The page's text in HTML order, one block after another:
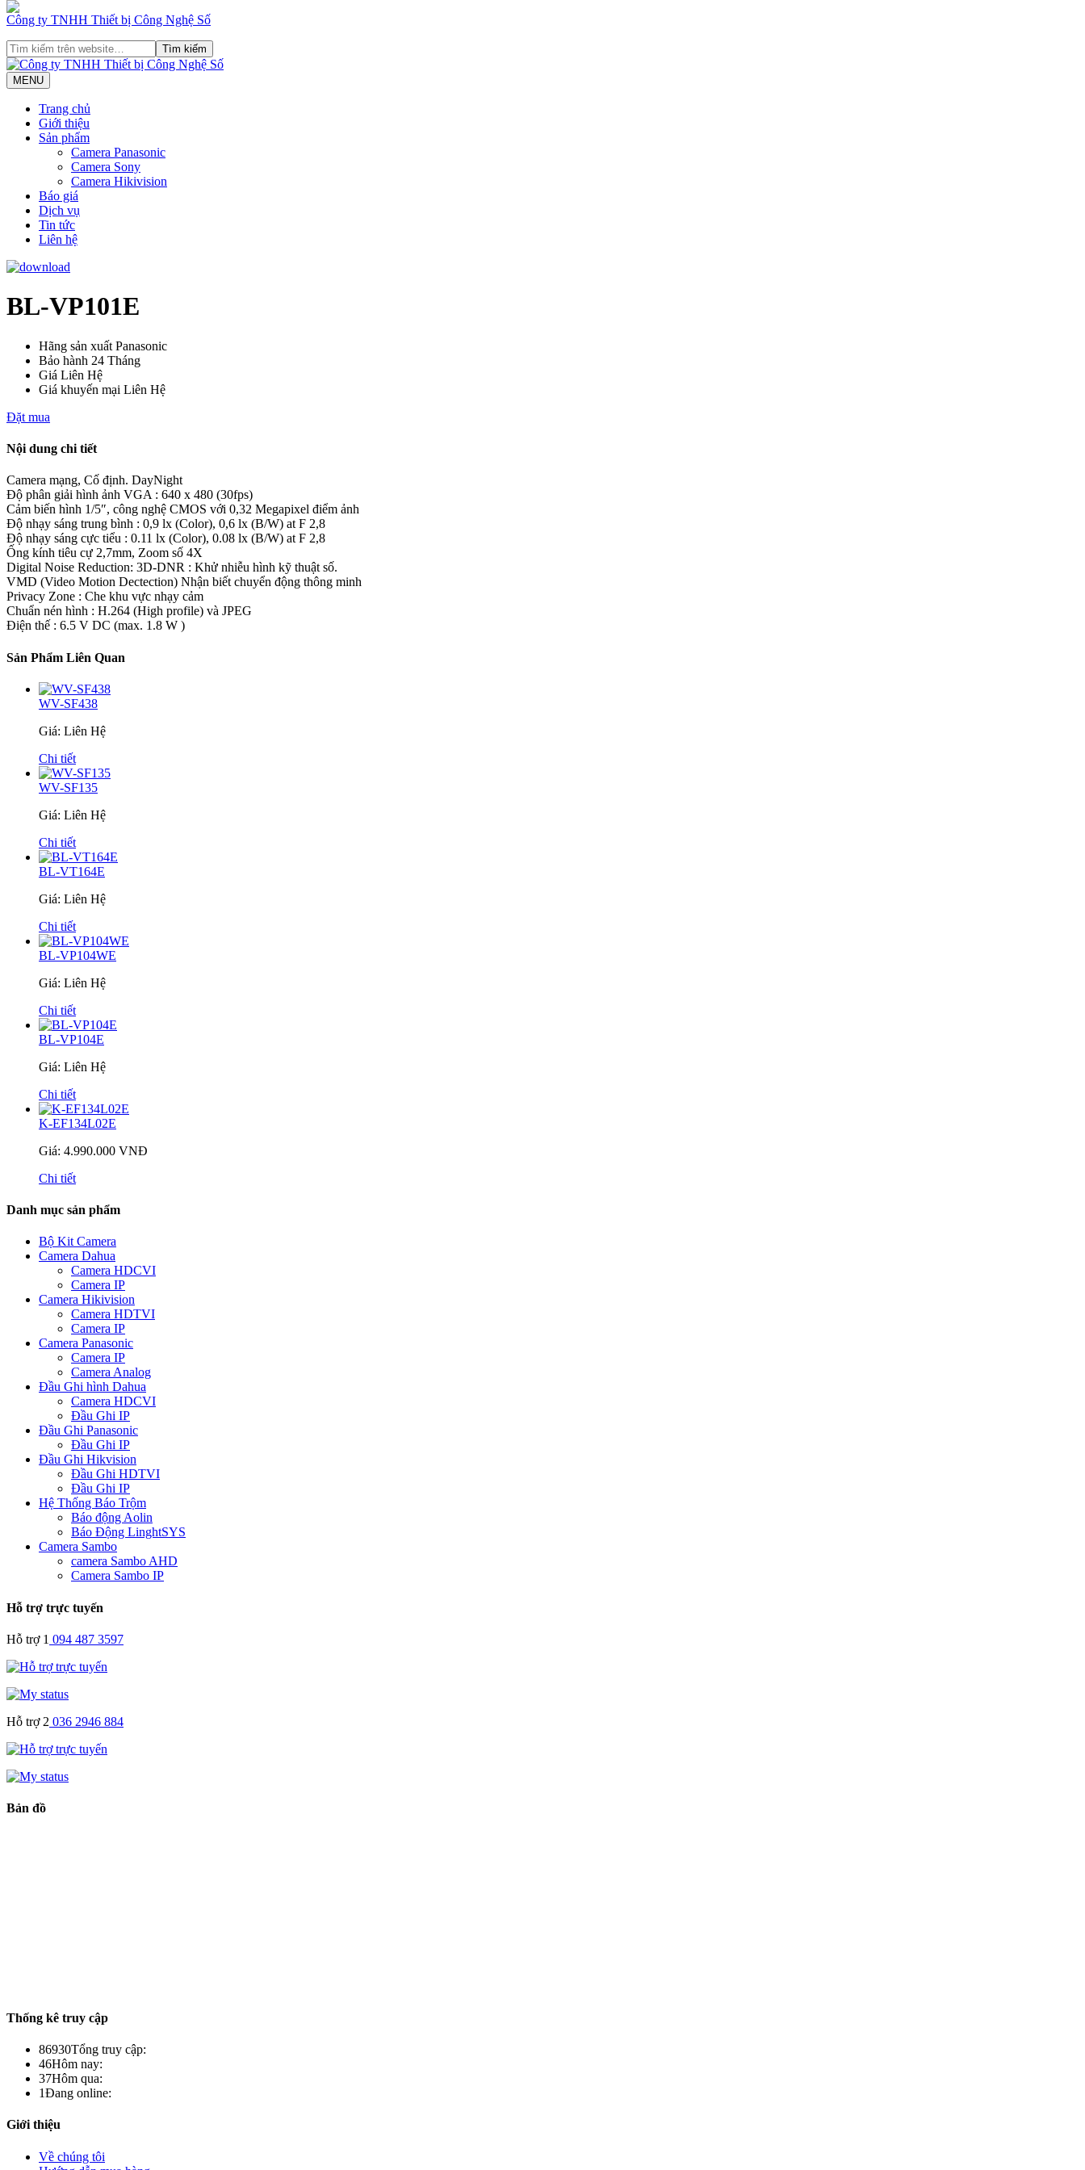
Công ty TNHH Thiết bị Công Nghệ Số
MENU
Trang chủ
Giới thiệu
Sản phẩm
Camera Panasonic
Camera Sony
Camera Hikivision
Báo giá
Dịch vụ
Tin tức
Liên hệ
BL-VP101E
Hãng sản xuất Panasonic
Bảo hành 24 Tháng
Giá Liên Hệ
Giá khuyến mại Liên Hệ
Đặt mua
Nội dung chi tiết
Camera mạng, Cố định. DayNight
Độ phân giải hình ảnh VGA : 640 x 480 (30fps)
Cảm biến hình 1/5″, công nghệ CMOS với 0,32 Megapixel điểm ảnh
Độ nhạy sáng trung bình : 0,9 lx (Color), 0,6 lx (B/W) at F 2,8
Độ nhạy sáng cực tiểu : 0.11 lx (Color), 0.08 lx (B/W) at F 2,8
Ống kính tiêu cự 2,7mm, Zoom số 4X
Digital Noise Reduction: 3D-DNR : Khử nhiễu hình kỹ thuật số.
VMD (Video Motion Dectection) Nhận biết chuyển động thông minh
Privacy Zone : Che khu vực nhạy cảm
Chuẩn nén hình : H.264 (High profile) và JPEG
Điện thế : 6.5 V DC (max. 1.8 W )
Sản Phẩm Liên Quan
WV-SF438
Giá: Liên Hệ
Chi tiết
WV-SF135
Giá: Liên Hệ
Chi tiết
BL-VT164E
Giá: Liên Hệ
Chi tiết
BL-VP104WE
Giá: Liên Hệ
Chi tiết
BL-VP104E
Giá: Liên Hệ
Chi tiết
K-EF134L02E
Giá: 4.990.000 VNĐ
Chi tiết
Danh mục sản phẩm
Bộ Kit Camera
Camera Dahua
Camera HDCVI
Camera IP
Camera Hikivision
Camera HDTVI
Camera IP
Camera Panasonic
Camera IP
Camera Analog
Đầu Ghi hình Dahua
Camera HDCVI
Đầu Ghi IP
Đầu Ghi Panasonic
Đầu Ghi IP
Đầu Ghi Hikvision
Đầu Ghi HDTVI
Đầu Ghi IP
Hệ Thống Báo Trộm
Báo động Aolin
Báo Động LinghtSYS
Camera Sambo
camera Sambo AHD
Camera Sambo IP
Hỗ trợ trực tuyến
Hỗ trợ 1 094 487 3597
Hỗ trợ 2 036 2946 884
Bản đồ
Thống kê truy cập
86930Tổng truy cập:
46Hôm nay:
37Hôm qua:
1Đang online:
Giới thiệu
Về chúng tôi